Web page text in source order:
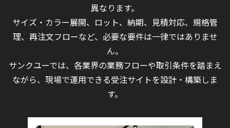
異なります。
サイズ・カラー展開、ロット、納期、見積対応、規格管
理、再注文フローなど、必要な要件は一律ではありませ
ん。
サンクユーでは、各業界の業務フローや取引条件を踏まえ
ながら、現場で運用できる受注サイトを設計・構築しま
す。